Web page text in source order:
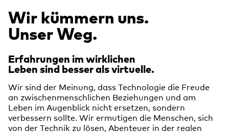
Wir kümmern uns.
Unser Weg.
Erfahrungen im wirklichen
Leben sind besser als virtuelle.
Wir sind der Meinung, dass Technologie die Freude
an zwischenmenschlichen Beziehungen und am
Leben im Augenblick nicht ersetzen, sondern
verbessern sollte. Wir ermutigen die Menschen, sich
von der Technik zu lösen, Abenteuer in der realen